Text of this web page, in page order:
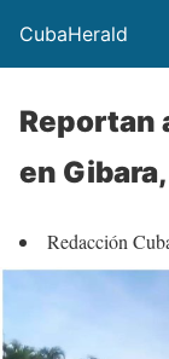
CubaHerald
Reportan
en
Redacción